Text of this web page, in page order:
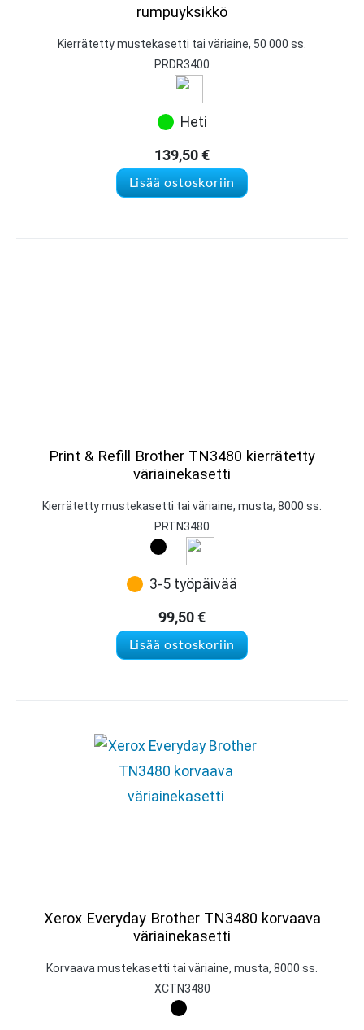
rumpuyksikkö
Kierrätetty mustekasetti tai väriaine, 50 000 ss.
PRDR3400
Heti
139,50€
Lisää ostoskoriin
Print & Refill Brother TN3480 kierrätetty
väriainekasetti
Kierrätetty mustekasetti tai väriaine, musta, 8000 ss.
PRTN3480
3-5 työpäivää
99,50€
Lisää ostoskoriin
Xerox Everyday Brother TN3480 korvaava
väriainekasetti
Korvaava mustekasetti tai väriaine, musta, 8000 ss.
XCTN3480